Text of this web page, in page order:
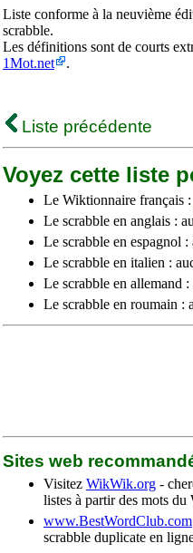
Liste conforme à la neuvième
scrabble.
Les définitions sont de courts
1Mot.net
.
Liste précédente
Voyez cette liste
Le Wiktionnaire français :
Le scrabble en anglais :
Le scrabble en espagnol :
Le scrabble en italien :
Le scrabble en allemand
Le scrabble en roumain :
Sites web
Visitez WikWik.org -
listes à partir des mots
www.BestWordClub.com
scrabble duplicate en